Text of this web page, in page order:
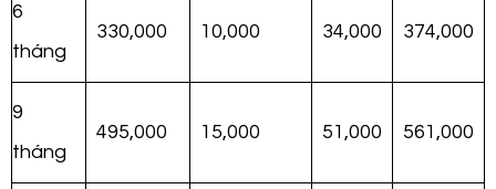
6
tháng
330,000 10,000 34,000 374,000
9
tháng
495,000 15,000 51,000 561,000